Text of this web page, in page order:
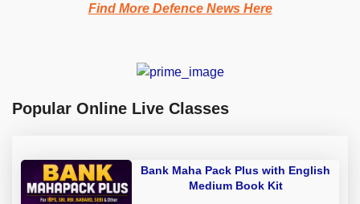
Find More Defence News Here
Popular Online Live Classes
Bank Maha Pack Plus with English
Medium Book Kit